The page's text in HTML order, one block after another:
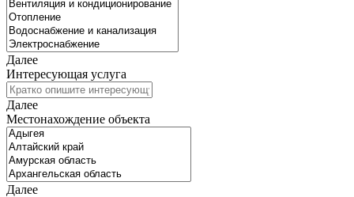
Далее
Интересующая услуга
Далее
Местонахождение объекта
Далее